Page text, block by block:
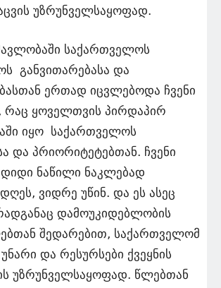
უზრუნველსაყოფად.
საქართველოს
განვითარებასა და
ერთად იცვლებოდა ჩვენი
რაც ყოველთვის პირდაპირ
იყო საქართველოს
და პრიორიტეტებთან. ჩვენი
დიდი ნაწილი ნაკლებად
დღეს, ვიდრე უწინ. და ეს ასეც
დამოუკიდებლობის
შედარებით, საქართველომ
და რესურსები ქვეყნის
უზრუნველსაყოფად. წლებთან